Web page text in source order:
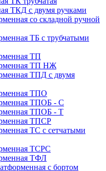
ТКД с двумя ручками
со складной ручной
ТБ с трубчатыми
ТП
ТП НЖ
ТПД с двумя
ТПО
ТПОБ - С
ТПОБ - Т
ТПСР
ТС с сетчатыми
ТСРС
ТФЛ
с бортом